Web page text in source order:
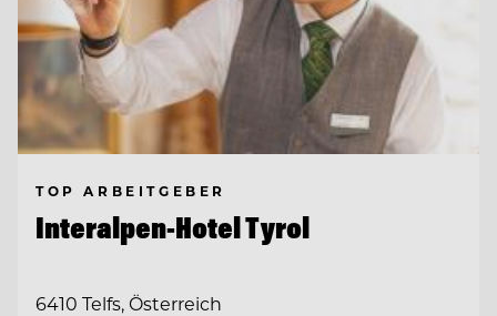
TOP ARBEITGEBER
Interalpen-Hotel Tyrol
6410 Telfs, Österreich